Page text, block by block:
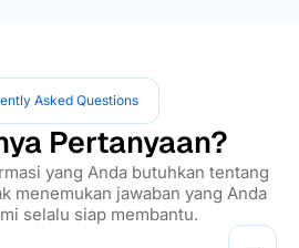
Asked Questions
Pertanyaan?
yang Anda butuhkan tentang
menemukan jawaban yang Anda
selalu siap membantu.